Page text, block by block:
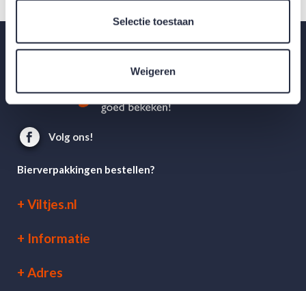
Selectie toestaan
Weigeren
Volg ons!
Bierverpakkingen bestellen?
Viltjes.nl
Informatie
Adres